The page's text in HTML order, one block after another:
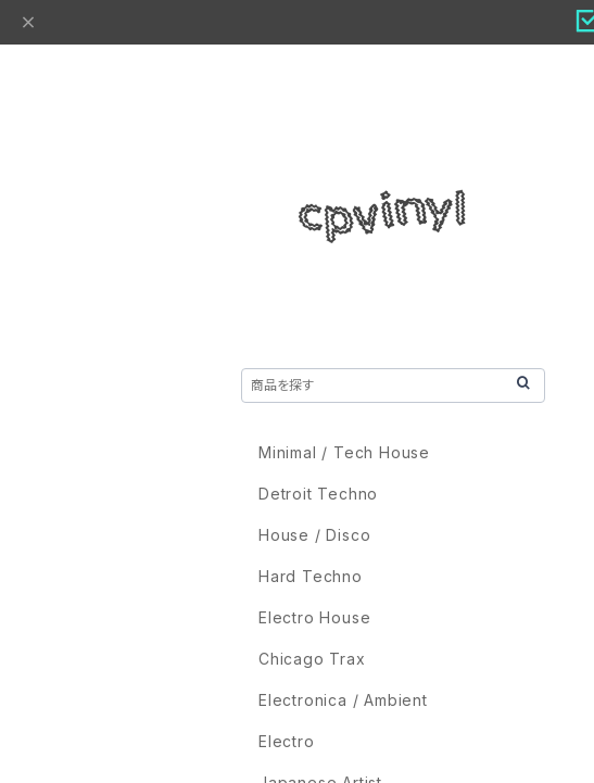
Minimal / Tech House
Detroit Techno
House / Disco
Hard Techno
Electro House
Chicago Trax
Electronica / Ambient
Electro